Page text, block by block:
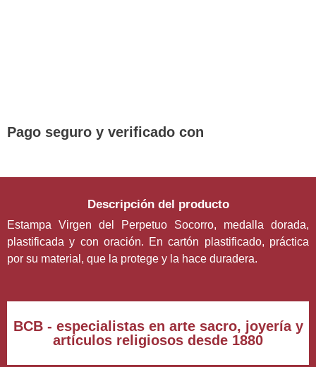
Pago seguro y verificado con
Descripción del producto
Estampa Virgen del Perpetuo Socorro, medalla dorada,
plastificada y con oración. En cartón plastificado, práctica
por su material, que la protege y la hace duradera.
BCB - especialistas en arte sacro, joyería y
artículos religiosos desde 1880